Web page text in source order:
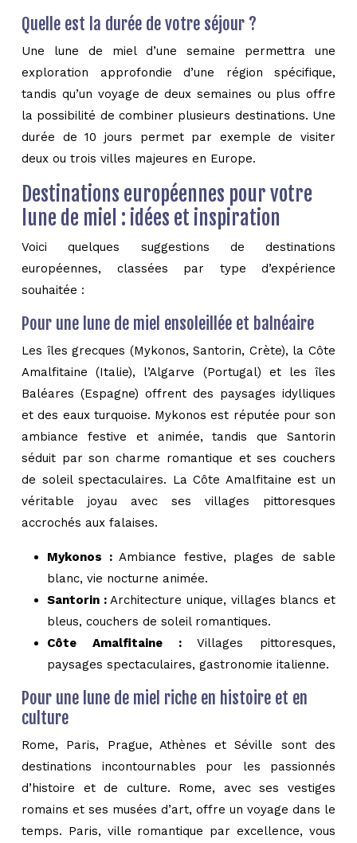
Quelle est la durée de votre séjour ?
Une lune de miel d’une semaine permettra une
exploration approfondie d’une région spécifique,
tandis qu’un voyage de deux semaines ou plus offre
la possibilité de combiner plusieurs destinations. Une
durée de 10 jours permet par exemple de visiter
deux ou trois villes majeures en Europe.
Destinations européennes pour votre
lune de miel : idées et inspiration
Voici quelques suggestions de destinations
européennes, classées par type d’expérience
souhaitée :
Pour une lune de miel ensoleillée et balnéaire
Les îles grecques (Mykonos, Santorin, Crète), la Côte
Amalfitaine (Italie), l’Algarve (Portugal) et les îles
Baléares (Espagne) offrent des paysages idylliques
et des eaux turquoise. Mykonos est réputée pour son
ambiance festive et animée, tandis que Santorin
séduit par son charme romantique et ses couchers
de soleil spectaculaires. La Côte Amalfitaine est un
véritable joyau avec ses villages pittoresques
accrochés aux falaises.
Mykonos : Ambiance festive, plages de sable
blanc, vie nocturne animée.
Santorin :Architecture unique, villages blancs et
bleus, couchers de soleil romantiques.
Côte Amalfitaine :Villages pittoresques,
paysages spectaculaires, gastronomie italienne.
Pour une lune de miel riche en histoire et en
culture
Rome, Paris, Prague, Athènes et Séville sont des
destinations incontournables pour les passionnés
d’histoire et de culture. Rome, avec ses vestiges
romains et ses musées d’art, offre un voyage dans le
temps. Paris, ville romantique par excellence, vous